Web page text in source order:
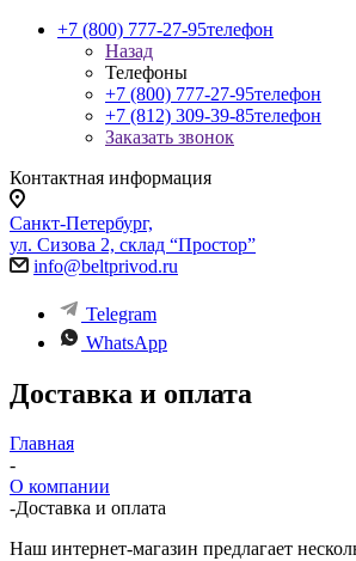
+7 (800) 777-27-95телефон
Назад
Телефоны
+7 (800) 777-27-95телефон
+7 (812) 309-39-85телефон
Заказать звонок
Контактная информация
Санкт-Петербург,
ул. Сизова 2, склад “Простор”
info@beltprivod.ru
Telegram
WhatsApp
Доставка и оплата
Главная
-
О компании
-Доставка и оплата
Наш интернет-магазин предлагает